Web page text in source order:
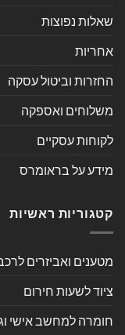
שאלות נפוצות
אחריות
החזרות וביטול עסקה
משלוחים ואספקה
לקוחות עסקיים
מידע על בראומרס
קטגוריות ראשיות
מטענים ואביזרים
ציוד לשעות חירום
חומרה למחשב אישי